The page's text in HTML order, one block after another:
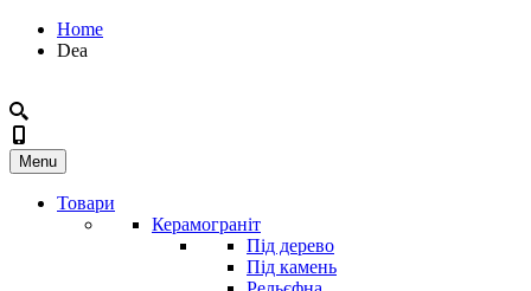
Home
Dea
Menu
Товари
Керамограніт
Під дерево
Під камень